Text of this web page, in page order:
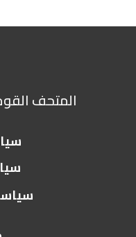
المتحف